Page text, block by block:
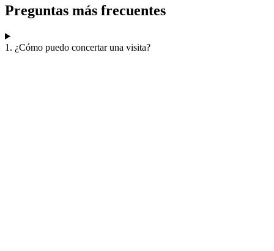
Preguntas más frecuentes
1. ¿Cómo puedo concertar una visita?